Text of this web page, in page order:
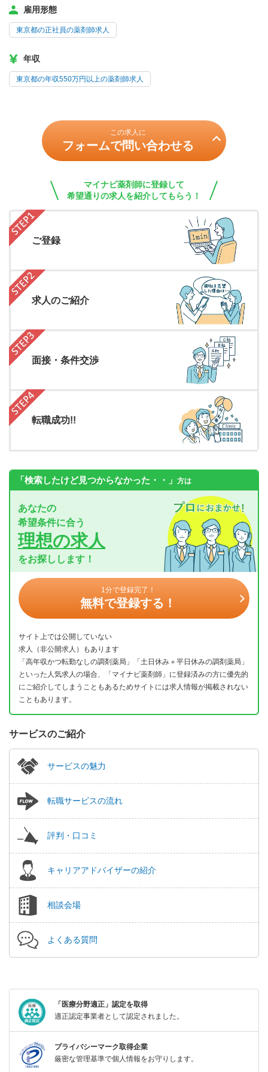
雇用形態
東京都の正社員の薬剤師求人
年収
東京都の年収550万円以上の薬剤師求人
この求人に
フォームで問い合わせる
マイナビ薬剤師に登録して
希望通りの求人を紹介してもらう！
ご登録
求人のご紹介
面接・条件交渉
転職成功!!
「検索したけど見つからなかった・・」 方は
あなたの
希望条件に合う
理想の求人
をお探しします！
1分で登録完了！
無料で登録する！
サイト上では公開していない
求人（非公開求人）もあります
「高年収かつ転勤なしの調剤薬局」「土日休み＋平日休みの調剤薬局」
といった人気求人の場合、「マイナビ薬剤師」に登録済みの方に優先的
にご紹介してしまうこともあるためサイトには求人情報が掲載されない
こともあります。
サービスのご紹介
サービスの魅力
転職サービスの流れ
評判・口コミ
キャリアアドバイザーの紹介
相談会場
よくある質問
「医療分野適正」認定を取得
適正認定事業者として認定されました。
プライバシーマーク取得企業
厳密な管理基準で個人情報をお守りします。